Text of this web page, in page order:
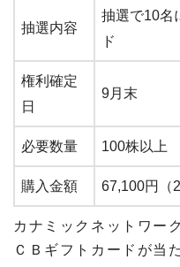
抽選内容
抽選で10名
ド
権利確定
日
9月末
必要数量 100株以上
購入金額 67,100円（
カナミックネットワー
ＣＢギフトカードが当